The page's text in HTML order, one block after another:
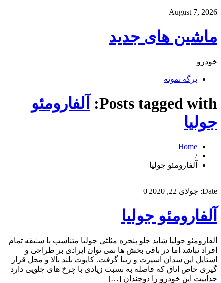
August 7, 2026
ماشین های جدید
خودرو
برگه نمونه
Posts tagged with:
آلفارومئو
جولیا
Home
/
آلفارومئو جولیا
Date: جولای 22, 2020 0
آلفارومئو جولیا
آلفارومئو جولیا شاید جلو پنجره مثلثی جولیا متناسب با سلیقه تمام
افراد نباشد اما در باقی بخش ها نمی توان ایرادی بر طراحی و
استایل این سدان اسپرت و زیبا گرفت. کاپوت بلند بالا و محل قرار
گیری خاص اتاق که فاصله به نسبت زیادی با چرخ های جلویی دارد
جذابیت این خودرو را دوچندان […]